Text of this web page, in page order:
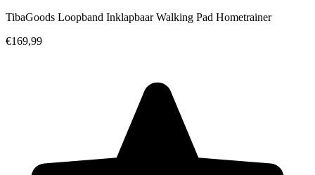
TibaGoods Loopband Inklapbaar Walking Pad Hometrainer
€169,99